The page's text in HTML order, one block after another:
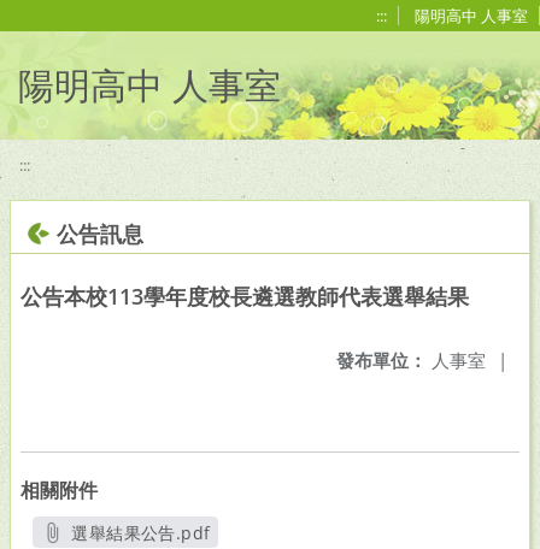
::: 陽明高中 人事室
陽明高中 人事室
:::
公告訊息
公告本校113學年度校長遴選教師代表選舉結果
發布單位： 人事室 |
相關附件
選舉結果公告.pdf